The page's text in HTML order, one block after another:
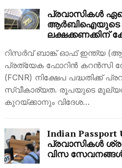
പ്രവാസികൾ
ആർബിഐയുടെ
ലക്ഷക്കണക്കിന്
പ്രതികരണം
റിസർവ് ബാങ്ക് ഓഫ് ഇന്ത്യ
പ്രത്യേക ഫോറിൻ കറൻസി
(FCNR) നിക്ഷേപ പദ്ധതിക്ക്
സ്വീകാര്യത. രൂപയുടെ
കുറയ്ക്കാനും വിദേശ…
Indian Passport
പ്രവാസികൾ
വിസ